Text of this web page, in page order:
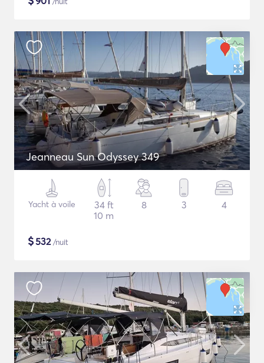
Jeanneau Sun Odyssey 349
Yacht à voile
34 ft
10 m
8 3 4
$532/nuit